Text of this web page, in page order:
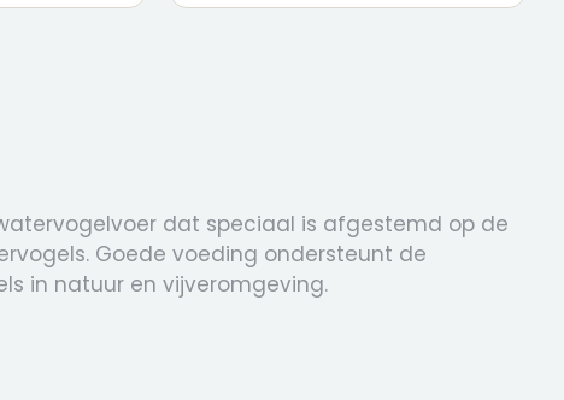
dat speciaal is afgestemd op de
Goede voeding ondersteunt de
in natuur en vijveromgeving.